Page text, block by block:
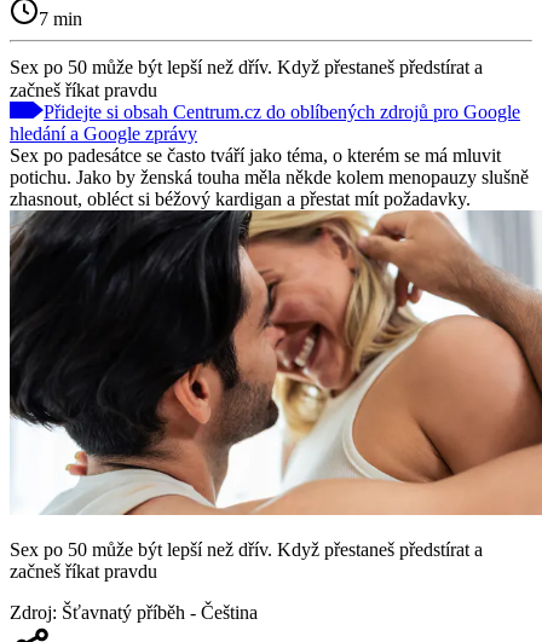
7 min
Sex po 50 může být lepší než dřív. Když přestaneš předstírat a
začneš říkat pravdu
Přidejte si obsah Centrum.cz do oblíbených zdrojů pro Google
hledání a Google zprávy
Sex po padesátce se často tváří jako téma, o kterém se má mluvit
potichu. Jako by ženská touha měla někde kolem menopauzy slušně
zhasnout, obléct si béžový kardigan a přestat mít požadavky.
Sex po 50 může být lepší než dřív. Když přestaneš předstírat a
začneš říkat pravdu
Zdroj: Šťavnatý příběh - Čeština